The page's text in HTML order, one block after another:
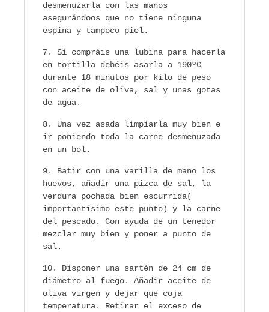
desmenuzarla con las manos
asegurándoos que no tiene ninguna
espina y tampoco piel.
Si compráis una lubina para hacerla
en tortilla debéis asarla a 190ºC
durante 18 minutos por kilo de peso
con aceite de oliva, sal y unas gotas
de agua.
Una vez asada limpiarla muy bien e
ir poniendo toda la carne desmenuzada
en un bol.
Batir con una varilla de mano los
huevos, añadir una pizca de sal, la
verdura pochada bien escurrida(
importantísimo este punto) y la carne
del pescado. Con ayuda de un tenedor
mezclar muy bien y poner a punto de
sal.
Disponer una sartén de 24 cm de
diámetro al fuego. Añadir aceite de
oliva virgen y dejar que coja
temperatura. Retirar el exceso de